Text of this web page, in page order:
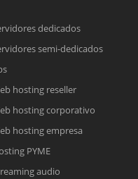
electrónico con el enlace a
online.
a la brevedad.
con sus datos personales.
dedicados
semi-dedicados
hosting reseller
hosting corporativo
hosting empresa
PYME
audio